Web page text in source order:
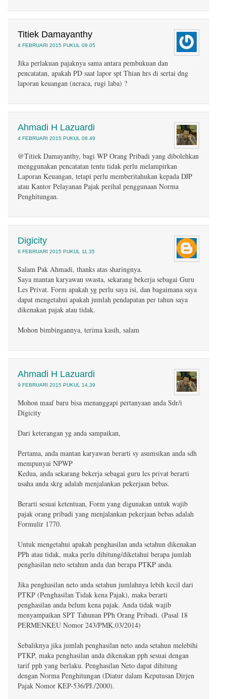
Titiek Damayanthy
4 FEBRUARI 2015 PUKUL 08.05
Jika perlakuan pajaknya sama antara pembukuan dan
pencatatan, apakah PD saat lapor spt Thian hrs di sertai dng
laporan keuangan (neraca, rugi laba) ?
Ahmadi H Lazuardi
4 FEBRUARI 2015 PUKUL 08.49
@Titiek Damayanthy, bagi WP Orang Pribadi yang dibolehkan
menggunakan pencatatan tentu tidak perlu melampirkan
Laporan Keuangan, tetapi perlu memberitahukan kepada DJP
atau Kantor Pelayanan Pajak perihal penggunaan Norma
Penghitungan.
Digicity
6 FEBRUARI 2015 PUKUL 11.35
Salam Pak Ahmadi, thanks atas sharingnya.
Saya mantan karyawan swasta, sekarang bekerja sebagai Guru
Les Privat. Form apakah yg perlu saya isi, dan bagaimana saya
dapat mengetahui apakah jumlah pendapatan per tahun saya
dikenakan pajak atau tidak.
Mohon bimbingannya, terima kasih, salam
Ahmadi H Lazuardi
9 FEBRUARI 2015 PUKUL 14.39
Mohon maaf baru bisa menanggapi pertanyaan anda Sdr/i
Digicity
Dari keterangan yg anda sampaikan,
Pertama, anda mantan karyawan berarti sy asumsikan anda sdh
mempunyai NPWP
Kedua, anda sekarang bekerja sebagai guru les privat berarti
usaha anda skrg adalah menjalankan pekerjaan bebas.
Berarti sesuai ketentuan, Form yang digunakan untuk wajib
pajak orang pribadi yang menjalankan pekerjaan bebas adalah
Formulir 1770.
Untuk mengetahui apakah penghasilan anda setahun dikenakan
PPh atau tidak, maka perlu dihitung/diketahui berapa jumlah
penghasilan neto setahun anda dan berapa PTKP anda.
Jika penghasilan neto anda setahun jumlahnya lebih kecil dari
PTKP (Penghasilan Tidak kena Pajak), maka berarti
penghasilan anda belum kena pajak. Anda tidak wajib
menyampaikan SPT Tahunan PPh Orang Pribadi. (Pasal 18
PERMENKEU Nomor 243/PMK.03/2014)
Sebaliknya jika jumlah penghasilan neto anda setahun melebihi
PTKP, maka penghasilan anda dikenakan pph sesuai dengan
tarif pph yang berlaku. Penghasilan Neto dapat dihitung
dengan Norma Penghitungan (Diatur dalam Keputusan Dirjen
Pajak Nomor KEP-536/PJ./2000).